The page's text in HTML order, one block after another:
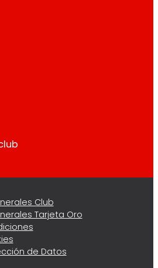
Club
Tarjeta Oro
de Datos